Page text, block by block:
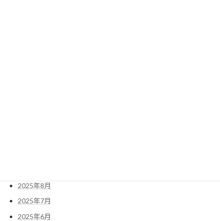
2025年8月
2025年7月
2025年6月